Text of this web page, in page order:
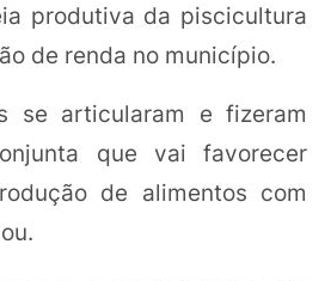
produtiva da piscicultura
de renda no município.
se articularam e fizeram
que vai favorecer
de alimentos com